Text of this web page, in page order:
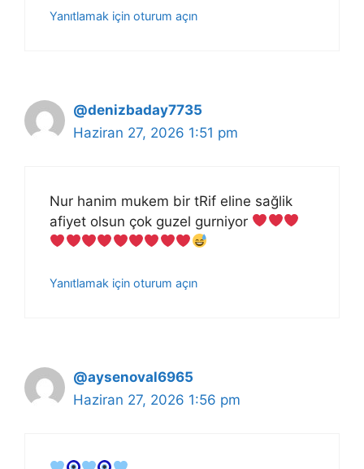
Yanıtlamak için oturum açın
@denizbaday7735
Haziran 27, 2026 1:51 pm
Nur hanim mukem bir tRif eline sağlik
afiyet olsun çok guzel gurniyor
Yanıtlamak için oturum açın
@aysenoval6965
Haziran 27, 2026 1:56 pm